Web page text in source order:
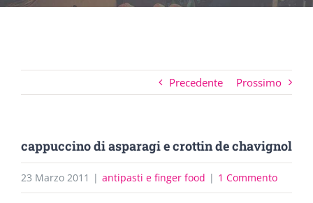
Precedente Prossimo
cappuccino di asparagi e crottin de chavignol
23 Marzo 2011 | antipasti e finger food | 1 Commento